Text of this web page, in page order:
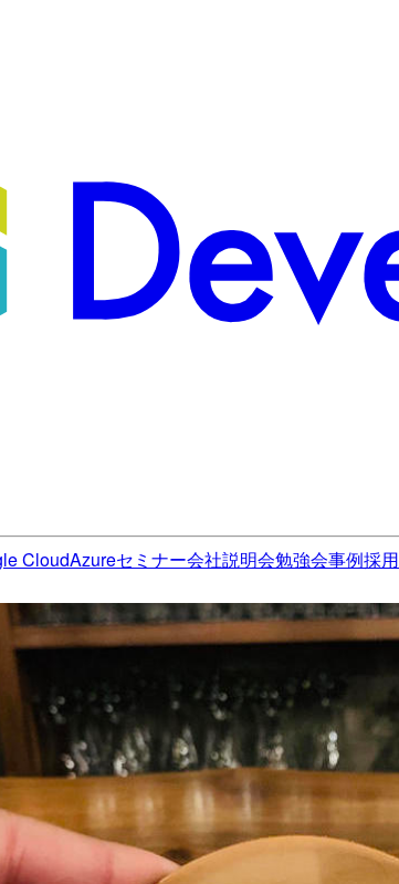
CloudAzureセミナー会社説明会勉強会事例採用